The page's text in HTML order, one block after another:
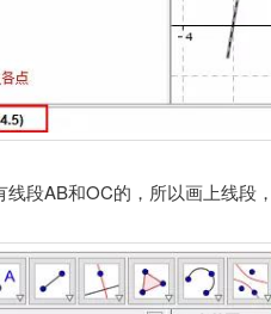
线段AB和OC的，所以画上线段